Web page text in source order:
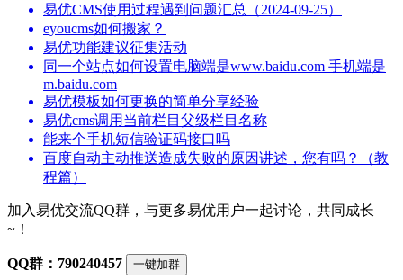
易优CMS使用过程遇到问题汇总（2024-09-25）
eyoucms如何搬家？
易优功能建议征集活动
同一个站点如何设置电脑端是www.baidu.com 手机端是
m.baidu.com
易优模板如何更换的简单分享经验
易优cms调用当前栏目父级栏目名称
能来个手机短信验证码接口吗
百度自动主动推送造成失败的原因讲述，您有吗？（教
程篇）
加入易优交流QQ群，与更多易优用户一起讨论，共同成长
~！
QQ群：790240457 一键加群